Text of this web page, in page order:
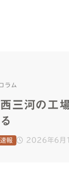
コラム
】西三河の
2026年6月
報